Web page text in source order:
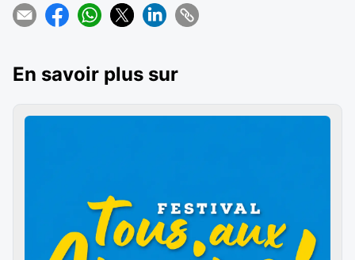
En savoir plus sur